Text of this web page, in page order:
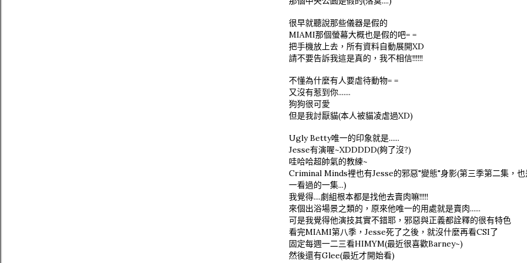
很早就聽說那些儀器是假的
MIAMI那個螢幕大概也是假的吧= =
把手機放上去，所有資料自動展開XD
請不要告訴我這是真的，我不相信!!!!!!
不懂為什麼有人要虐待動物= =
又沒有惹到你.......
狗狗很可愛
但是我討厭貓(本人被貓凌虐過XD)
Ugly Betty唯一的印象就是......
Jesse有演喔~XDDDDD(夠了沒?)
哇哈哈超帥氣的教練~
Criminal Minds裡也有Jesse的邪惡"變態"身影(第三季第二集，
一看過的一集...)
我覺得....劇組根本都是找他去賣肉嘛!!!!!
來個出浴場景之類的，原來他唯一的用處就是賣肉......
可是我覺得他演技其實不錯耶，邪惡與正義都詮釋的很有特色
看完MIAMI第八季，Jesse死了之後，就沒什麼再看CSI了
固定每週一二三看HIMYM(最近很喜歡Barney~)
然後還有Glee(最近才開始看)